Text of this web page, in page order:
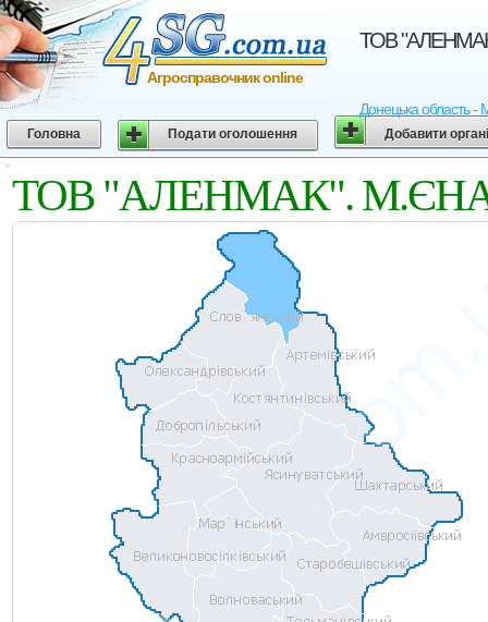
ТОВ
Донецька область -
Агросправочник online
Головна Подати оголошення Добавити
ТОВ "АЛЕНМАК".